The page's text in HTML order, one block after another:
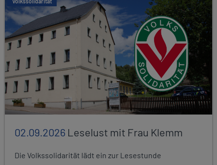
02.09.2026 Leselust mit Frau Klemm
Die Volkssolidarität lädt ein zur Lesestunde